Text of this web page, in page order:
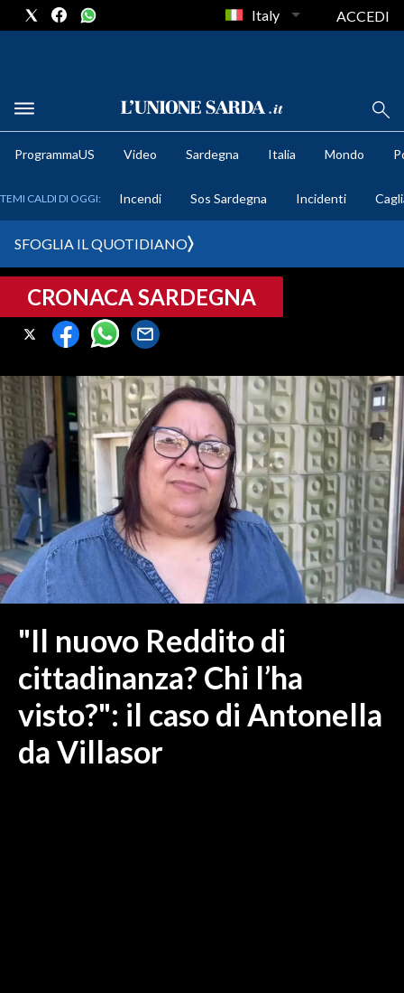
METEO
CRONACA SARDEGNA
CAGLIARI
SULCIS IGLESIENTE
MEDIO CAMPIDANO
ORISTANO E PROVINCIA
SASSARI E PROVINCIA
GALLURA
NUORO E PROVINCIA
OGLIASTRA
AGENDA
MONDO
POLITICA
ECONOMIA
Italy ACCEDI
ProgrammaUS Video Sardegna Italia Mondo
TEMI CALDI DI OGGI: Incendi Sos Sardegna Incidenti
SFOGLIA IL QUOTIDIANO
CRONACA SARDEGNA
"Il nuovo Reddito di
cittadinanza? Chi l’ha
visto?": il caso di Antonella
da Villasor